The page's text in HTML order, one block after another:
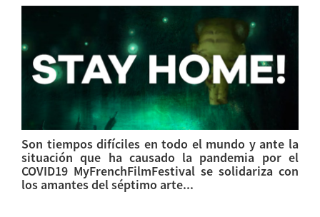
Son tiempos difíciles en todo el mundo y ante la
situación que ha causado la pandemia por el
COVID19 MyFrenchFilmFestival se solidariza con
los amantes del séptimo arte...